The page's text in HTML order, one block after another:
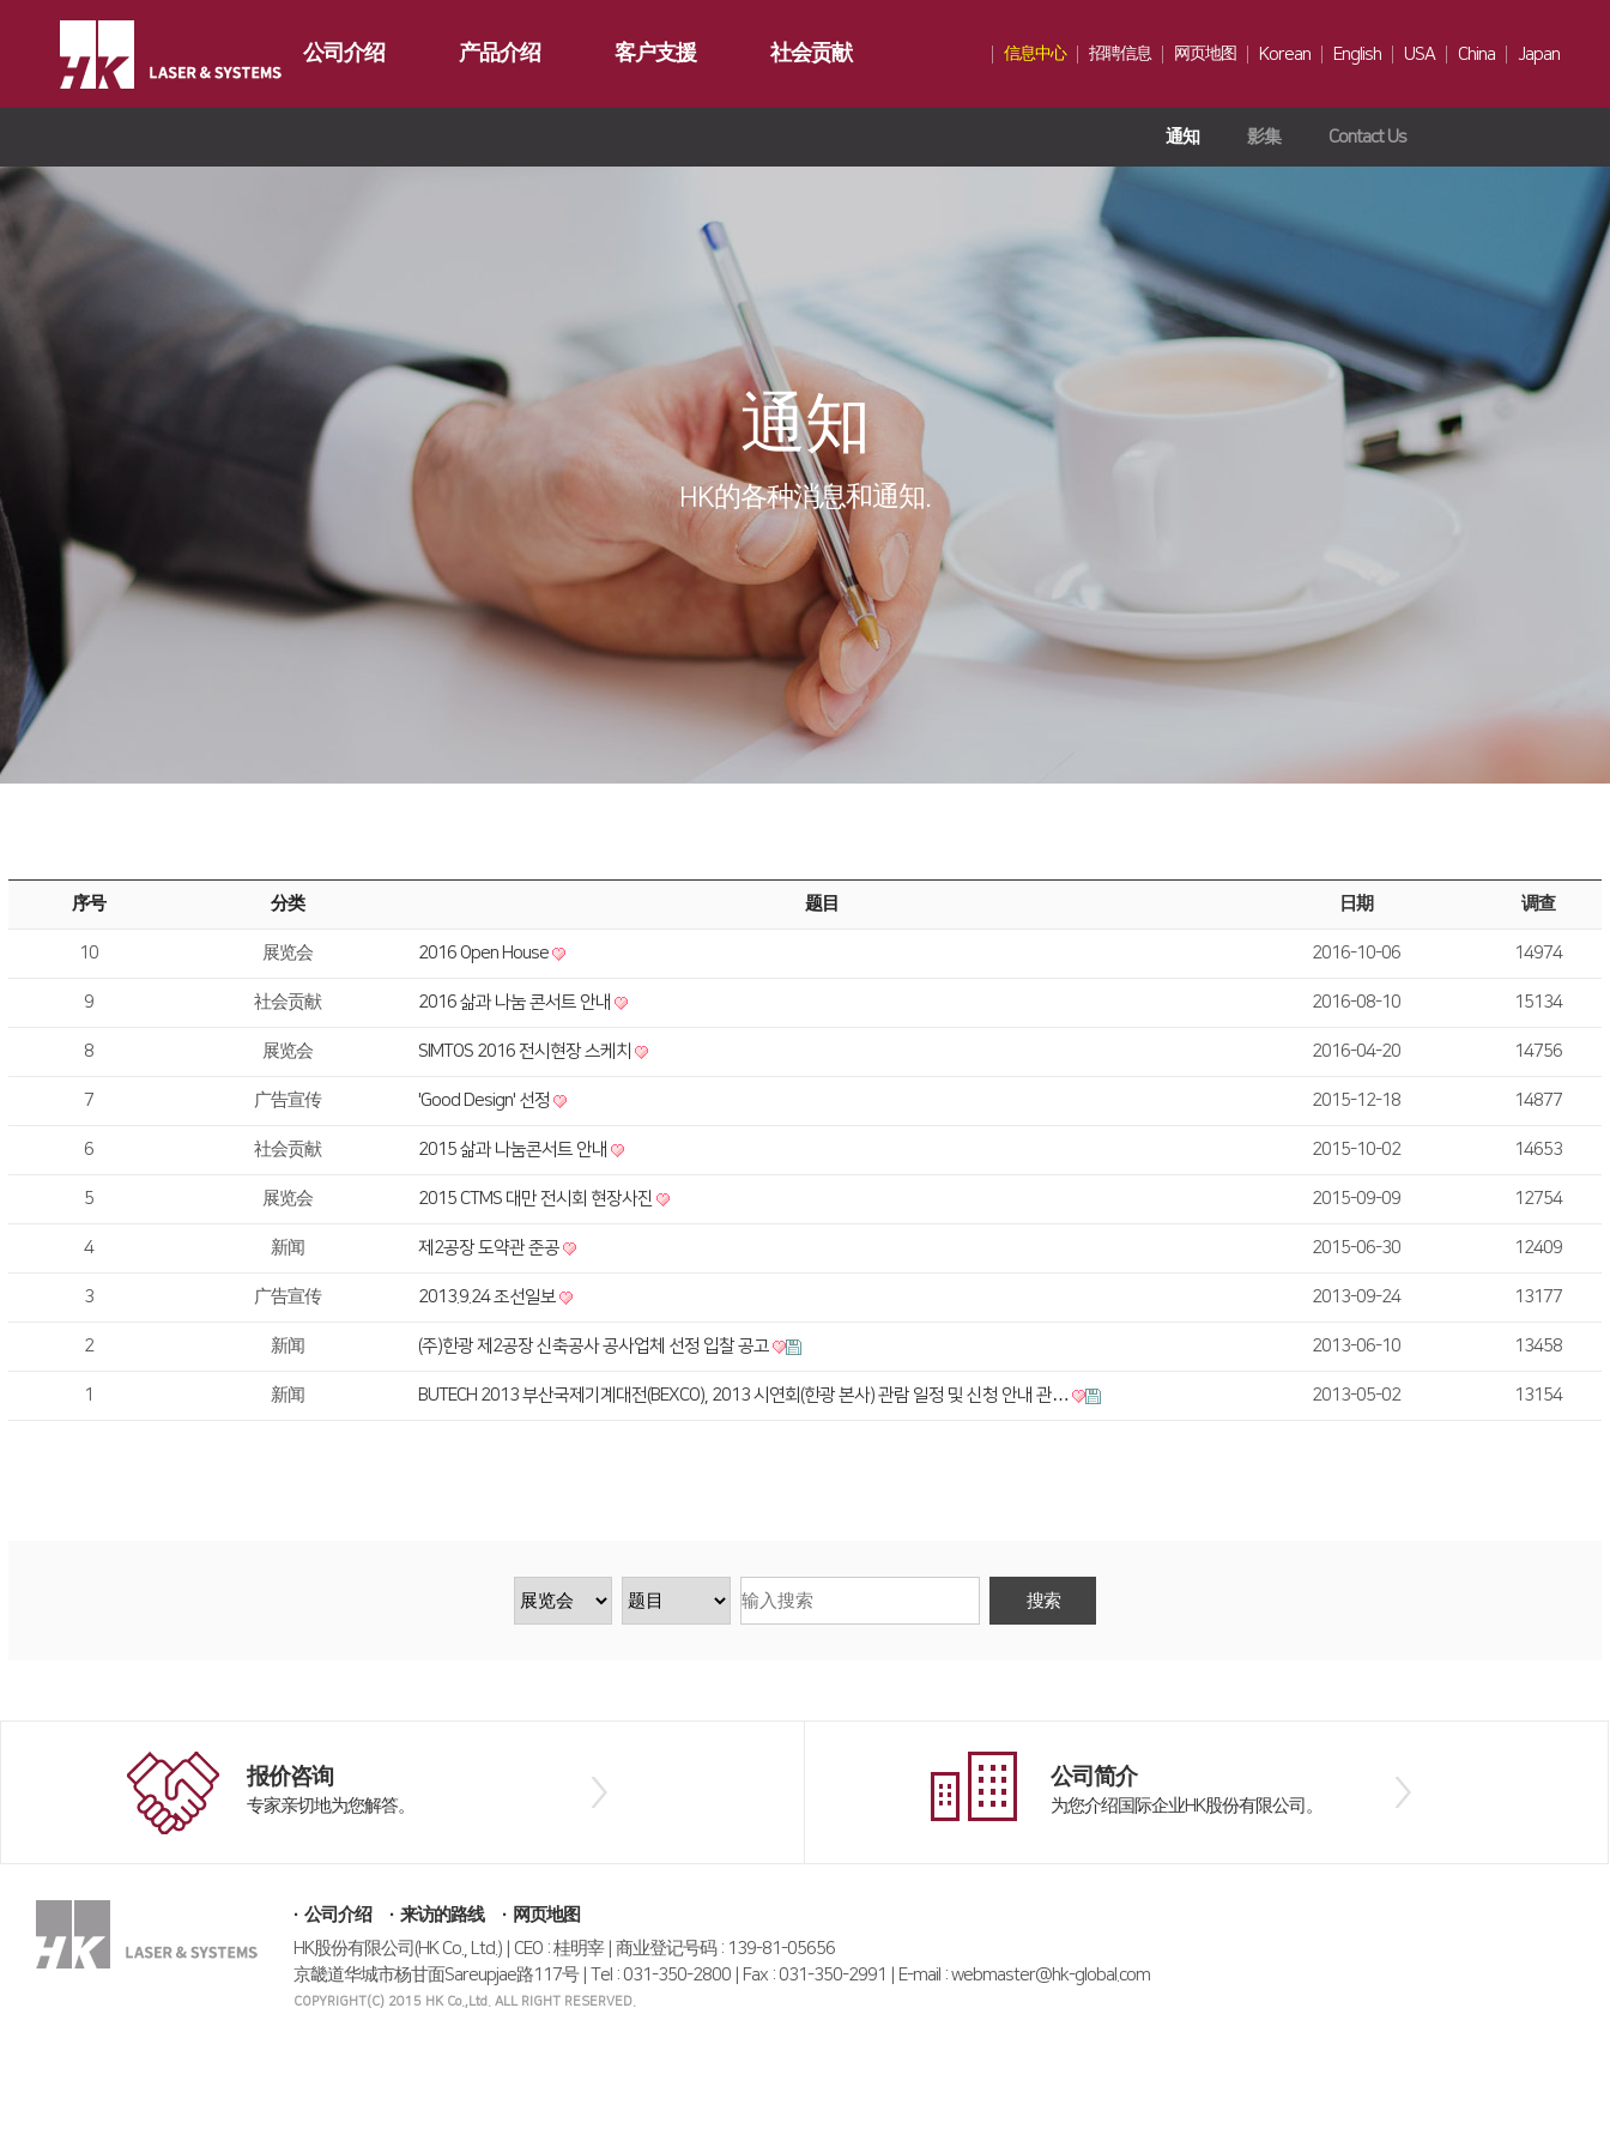
公司介绍
价值经营
核心价值
长远规划
∨
全球网络
国内分公司
产品介绍
特殊用途
焊接机
自动化
客户支援 社会贡献 信息中心 招聘信息
招聘时间
福利待遇
网页地图 Korean English USA China Japan
Contact Us
影集
通知
通知
HK的各种消息和通知.
序号 分类 题目 日期 调查
10 展览会 2016 Open House 2016-10-06 14974
9 社会贡献 2016 삶과 나눔 콘서트 안내 2016-08-10 15134
8 展览会 SIMTOS 2016 전시현장 스케치 2016-04-20 14756
7 广告宣传 'Good Design' 선정 2015-12-18 14877
6 社会贡献 2015 삶과 나눔콘서트 안내 2015-10-02 14653
5 展览会 2015 CTMS 대만 전시회 현장사진 2015-09-09 12754
4 新闻 제2공장 도약관 준공 2015-06-30 12409
3 广告宣传 2013.9.24 조선일보 2013-09-24 13177
2 新闻 (주)한광 제2공장 신축공사 공사업체 선정 입찰 공고 2013-06-10 13458
1 新闻 BUTECH 2013 부산국제기계대전(BEXCO), 2013 시연회(한광 본사) 관람 일정 및 신청 안내 관… 2013-05-02 13154
报价咨询
专家亲切地为您解答。
公司简介
为您介绍国际企业HK股份有限公司。
公司介绍 来访的路线
网页地图
HK股份有限公司(HK Co., Ltd.) | CEO : 桂明宰 | 商业登记号码 : 139-81-05656
京畿道华城市杨甘面Sareupjae路117号 | Tel : 031-350-2800 | Fax : 031-350-2991 | E-mail : webmaster@hk-global.com
COPYRIGHT(C) 2015 HK Co.,Ltd. ALL RIGHT RESERVED.